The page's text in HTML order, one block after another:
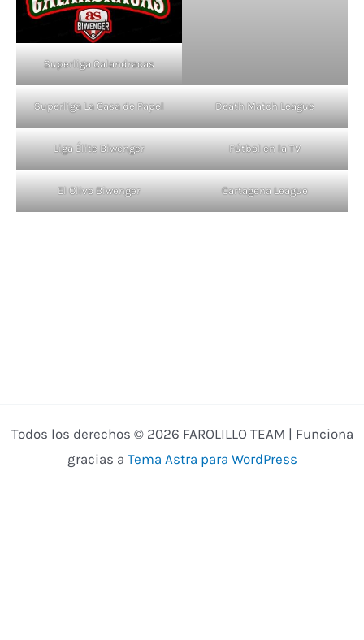
Superliga Calandracas
Superliga La Casa de Papel Death Match League
Liga Élite Biwenger Fútbol en la TV
El Olivo Biwenger Cartagena League
Todos los derechos © 2026 FAROLILLO TEAM | Funciona
gracias a Tema Astra para WordPress